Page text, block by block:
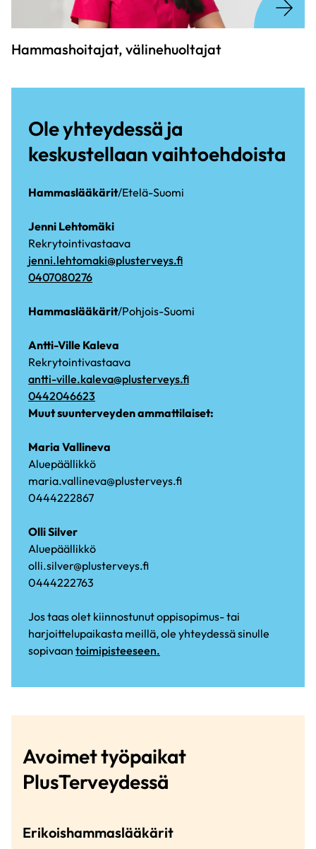
Hammashoitajat, välinehuoltajat
Ole yhteydessä ja
keskustellaan vaihtoehdoista
Hammaslääkärit/Etelä-Suomi
Jenni Lehtomäki
Rekrytointivastaava
jenni.lehtomaki@plusterveys.fi
0407080276
Hammaslääkärit/Pohjois-Suomi
Antti-Ville Kaleva
Rekrytointivastaava
antti-ville.kaleva@plusterveys.fi
0442046623
Muut suunterveyden ammattilaiset:
Maria Vallineva
Aluepäällikkö
maria.vallineva@plusterveys.fi
0444222867
Olli Silver
Aluepäällikkö
olli.silver@plusterveys.fi
0444222763
Jos taas olet kiinnostunut oppisopimus- tai
harjoittelupaikasta meillä, ole yhteydessä sinulle
sopivaan toimipisteeseen.
Avoimet työpaikat
PlusTerveydessä
Erikoishammaslääkärit